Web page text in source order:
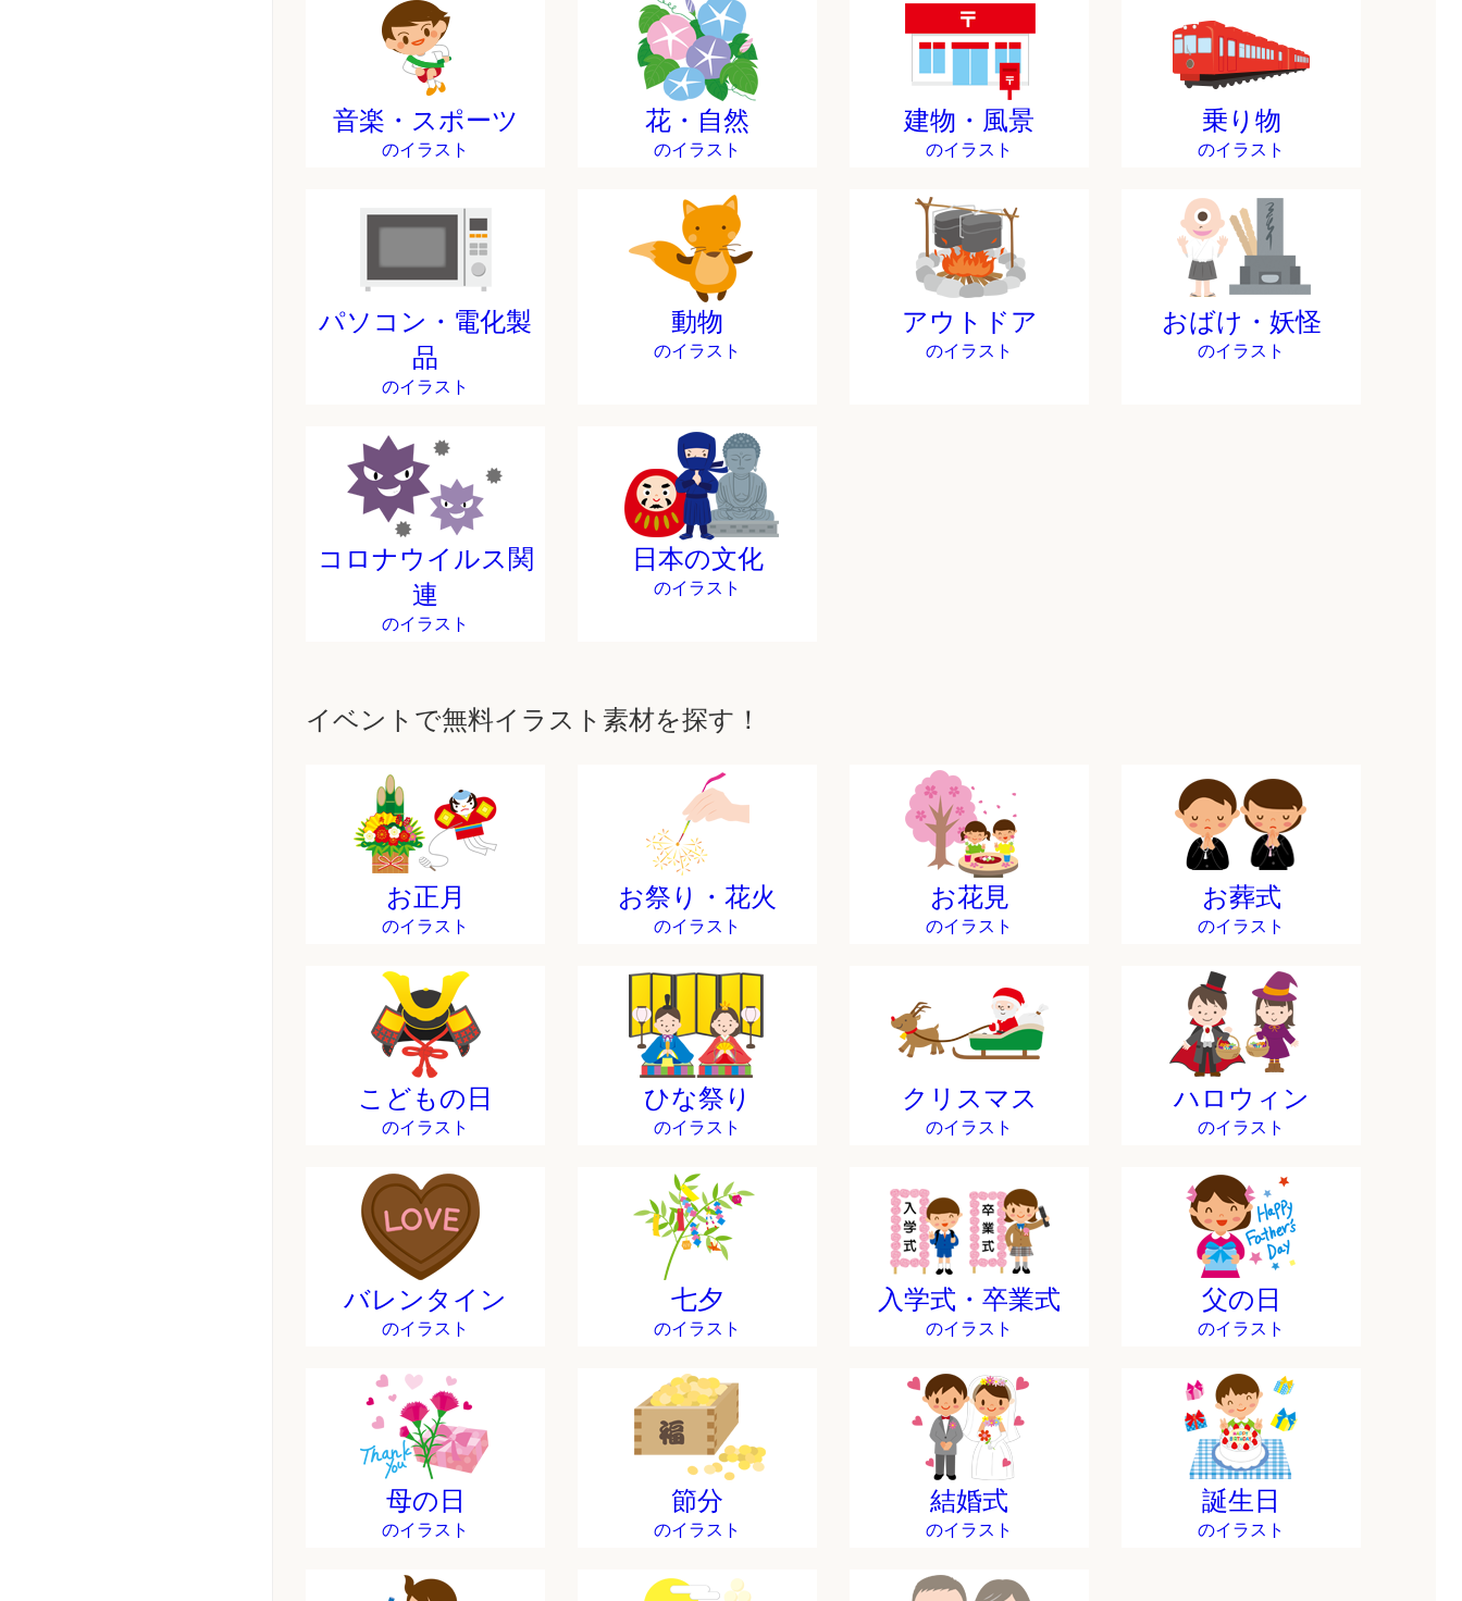
音楽・スポーツ
のイラスト
花・自然
のイラスト
建物・風景
のイラスト
乗り物
のイラスト
パソコン・電化製
品
のイラスト
動物
のイラスト
アウトドア
のイラスト
おばけ・妖怪
のイラスト
コロナウイルス関
連
のイラスト
日本の文化
のイラスト
イベントで無料イラスト素材を探す！
お正月
のイラスト
お祭り・花火
のイラスト
お花見
のイラスト
お葬式
のイラスト
こどもの日
のイラスト
ひな祭り
のイラスト
クリスマス
のイラスト
ハロウィン
のイラスト
バレンタイン
のイラスト
七夕
のイラスト
入学式・卒業式
のイラスト
父の日
のイラスト
母の日
のイラスト
節分
のイラスト
結婚式
のイラスト
誕生日
のイラスト